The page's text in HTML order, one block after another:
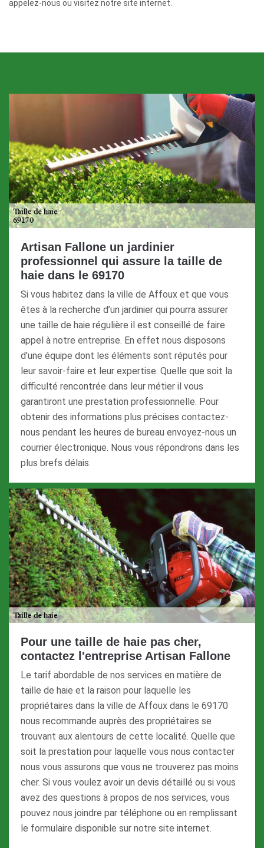
appelez-nous ou visitez notre site internet.
Artisan Fallone un jardinier
professionnel qui assure la taille de
haie dans le 69170
Si vous habitez dans la ville de Affoux et que vous
êtes à la recherche d’un jardinier qui pourra assurer
une taille de haie régulière il est conseillé de faire
appel à notre entreprise. En effet nous disposons
d'une équipe dont les éléments sont réputés pour
leur savoir-faire et leur expertise. Quelle que soit la
difficulté rencontrée dans leur métier il vous
garantiront une prestation professionnelle. Pour
obtenir des informations plus précises contactez-
nous pendant les heures de bureau envoyez-nous un
courrier électronique. Nous vous répondrons dans les
plus brefs délais.
Pour une taille de haie pas cher,
contactez l'entreprise Artisan Fallone
Le tarif abordable de nos services en matière de
taille de haie et la raison pour laquelle les
propriétaires dans la ville de Affoux dans le 69170
nous recommande auprès des propriétaires se
trouvant aux alentours de cette localité. Quelle que
soit la prestation pour laquelle vous nous contacter
nous vous assurons que vous ne trouverez pas moins
cher. Si vous voulez avoir un devis détaillé ou si vous
avez des questions à propos de nos services, vous
pouvez nous joindre par téléphone ou en remplissant
le formulaire disponible sur notre site internet.